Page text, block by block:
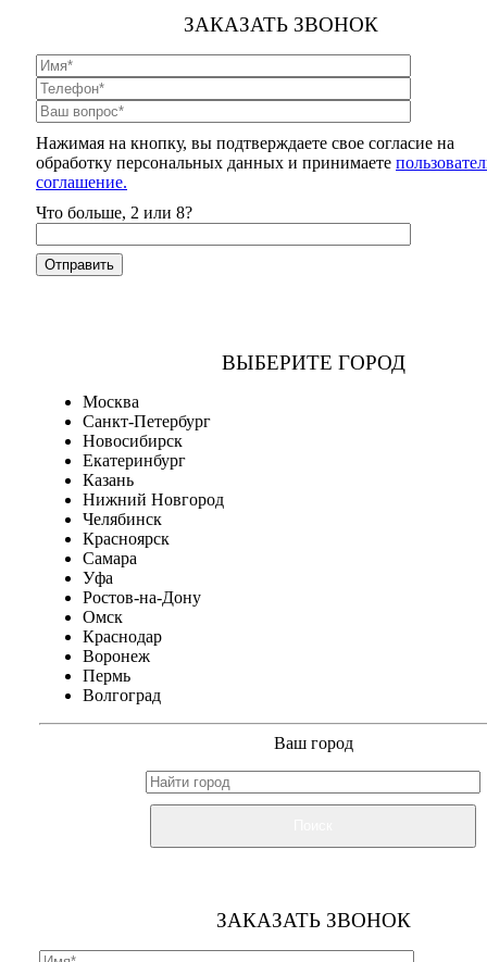
ЗАКАЗАТЬ ЗВОНОК
Нажимая на кнопку, вы подтверждаете свое согласие на
обработку персональных данных и принимаете
соглашение.
Что больше, 2 или 8?
ВЫБЕРИТЕ ГОРОД
Москва
Санкт-Петербург
Новосибирск
Екатеринбург
Казань
Нижний Новгород
Челябинск
Красноярск
Самара
Уфа
Ростов-на-Дону
Омск
Краснодар
Воронеж
Пермь
Волгоград
Ваш город
ЗАКАЗАТЬ ЗВОНОК